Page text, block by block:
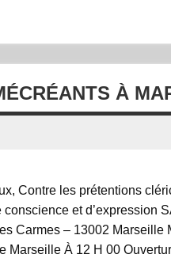
À
Contre les prétentions
et d’expression
Carmes – 13002
À 12 H 00